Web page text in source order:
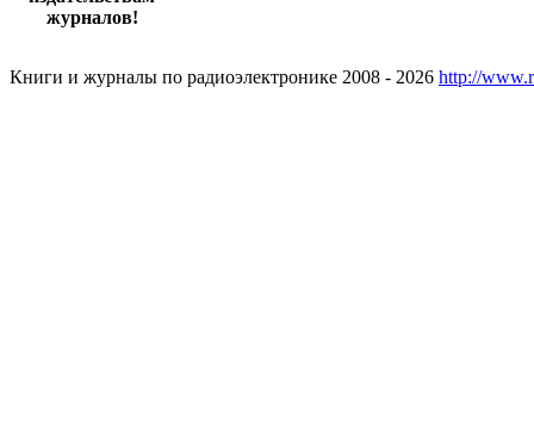
журналов!
Книги и журналы по радиоэлектронике 2008 - 2026 http://